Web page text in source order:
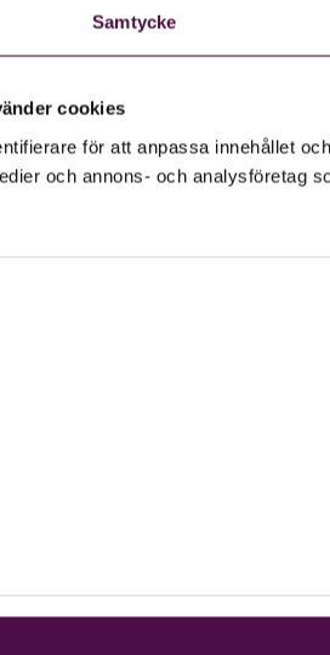
Samtycke
cookies
för att anpassa innehållet
och annons- och analysföretag